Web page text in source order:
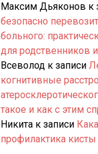
Максим Дьяконов к
безопасно
больного:
для родственников
Всеволод к записи
когнитивные
такое и как с этим
Никита к записи
профилактика кисты